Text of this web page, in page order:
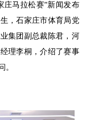
庄马拉松赛”新闻发布
，石家庄市体育局党
集团副总裁陈君，河
理李桐，介绍了赛事
。